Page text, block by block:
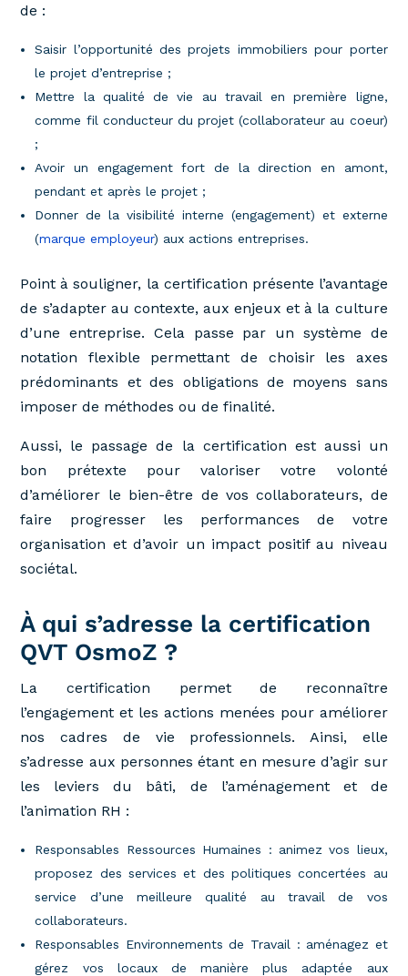
de :
Saisir l’opportunité des projets immobiliers pour porter
le projet d’entreprise ;
Mettre la qualité de vie au travail en première ligne,
comme fil conducteur du projet (collaborateur au coeur)
;
Avoir un engagement fort de la direction en amont,
pendant et après le projet ;
Donner de la visibilité interne (engagement) et externe
(marque employeur) aux actions entreprises.
Point à souligner, la certification présente l’avantage
de s’adapter au contexte, aux enjeux et à la culture
d’une entreprise. Cela passe par un système de
notation flexible permettant de choisir les axes
prédominants et des obligations de moyens sans
imposer de méthodes ou de finalité.
Aussi, le passage de la certification est aussi un
bon prétexte pour valoriser votre volonté
d’améliorer le bien-être de vos collaborateurs, de
faire progresser les performances de votre
organisation et d’avoir un impact positif au niveau
sociétal.
À qui s’adresse la certification
QVT OsmoZ ?
La certification permet de reconnaître
l’engagement et les actions menées pour améliorer
nos cadres de vie professionnels. Ainsi, elle
s’adresse aux personnes étant en mesure d’agir sur
les leviers du bâti, de l’aménagement et de
l’animation RH :
Responsables Ressources Humaines : animez vos lieux,
proposez des services et des politiques concertées au
service d’une meilleure qualité au travail de vos
collaborateurs.
Responsables Environnements de Travail : aménagez et
gérez vos locaux de manière plus adaptée aux